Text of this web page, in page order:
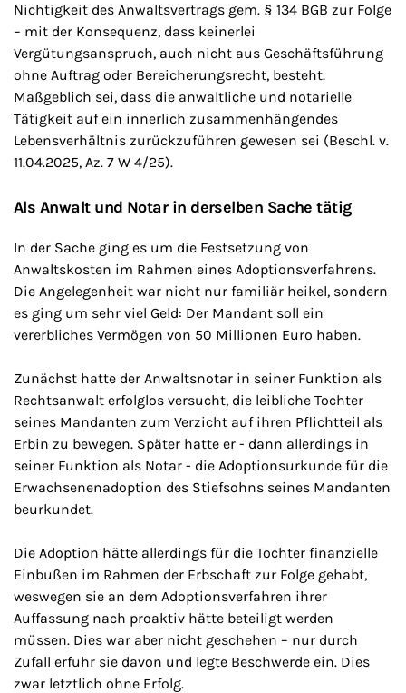
Nichtigkeit des Anwaltsvertrags gem. § 134 BGB zur Folge
– mit der Konsequenz, dass keinerlei
Vergütungsanspruch, auch nicht aus Geschäftsführung
ohne Auftrag oder Bereicherungsrecht, besteht.
Maßgeblich sei, dass die anwaltliche und notarielle
Tätigkeit auf ein innerlich zusammenhängendes
Lebensverhältnis zurückzuführen gewesen sei (Beschl. v.
11.04.2025, Az. 7 W 4/25).
Als Anwalt und Notar in derselben Sache tätig
In der Sache ging es um die Festsetzung von
Anwaltskosten im Rahmen eines Adoptionsverfahrens.
Die Angelegenheit war nicht nur familiär heikel, sondern
es ging um sehr viel Geld: Der Mandant soll ein
vererbliches Vermögen von 50 Millionen Euro haben.
Zunächst hatte der Anwaltsnotar in seiner Funktion als
Rechtsanwalt erfolglos versucht, die leibliche Tochter
seines Mandanten zum Verzicht auf ihren Pflichtteil als
Erbin zu bewegen. Später hatte er - dann allerdings in
seiner Funktion als Notar - die Adoptionsurkunde für die
Erwachsenenadoption des Stiefsohns seines Mandanten
beurkundet.
Die Adoption hätte allerdings für die Tochter finanzielle
Einbußen im Rahmen der Erbschaft zur Folge gehabt,
weswegen sie an dem Adoptionsverfahren ihrer
Auffassung nach proaktiv hätte beteiligt werden
müssen. Dies war aber nicht geschehen – nur durch
Zufall erfuhr sie davon und legte Beschwerde ein. Dies
zwar letztlich ohne Erfolg.